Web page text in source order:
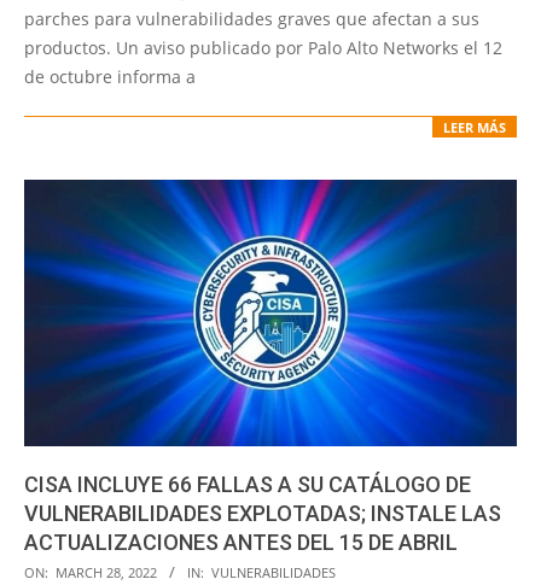
13
parches para vulnerabilidades graves que afectan a sus
productos. Un aviso publicado por Palo Alto Networks el 12
de octubre informa a
LEER MÁS
CISA INCLUYE 66 FALLAS A SU CATÁLOGO DE
VULNERABILIDADES EXPLOTADAS; INSTALE LAS
ACTUALIZACIONES ANTES DEL 15 DE ABRIL
2022-
ON: MARCH 28, 2022 IN: VULNERABILIDADES